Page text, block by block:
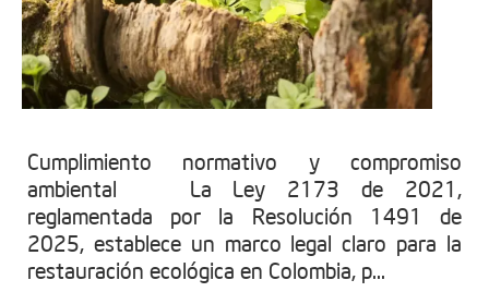
Cumplimiento normativo y compromiso
ambiental La Ley 2173 de 2021,
reglamentada por la Resolución 1491 de
2025, establece un marco legal claro para la
restauración ecológica en Colombia, p...